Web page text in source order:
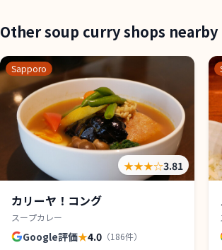
Other soup curry shops nearby
Sapporo
★★★☆3.81
カリーヤ！コング
スープカレー
Google評価★4.0 （186件）